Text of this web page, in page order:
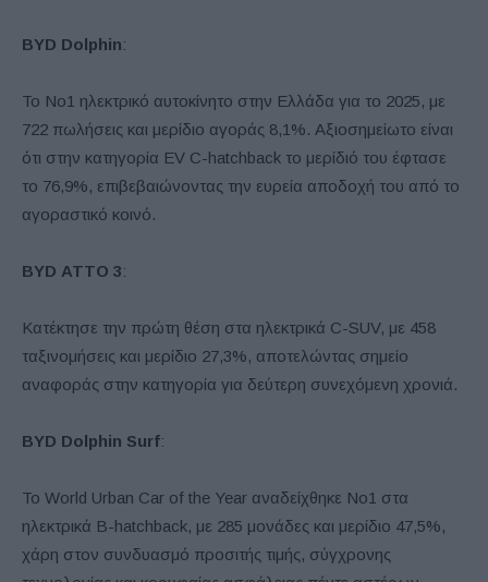
BYD Dolphin:
Το Νο1 ηλεκτρικό αυτοκίνητο στην Ελλάδα για το 2025, με
722 πωλήσεις και μερίδιο αγοράς 8,1%. Αξιοσημείωτο είναι
ότι στην κατηγορία EV C-hatchback το μερίδιό του έφτασε
το 76,9%, επιβεβαιώνοντας την ευρεία αποδοχή του από το
αγοραστικό κοινό.
BYD ATTO 3:
Κατέκτησε την πρώτη θέση στα ηλεκτρικά C-SUV, με 458
ταξινομήσεις και μερίδιο 27,3%, αποτελώντας σημείο
αναφοράς στην κατηγορία για δεύτερη συνεχόμενη χρονιά.
BYD Dolphin Surf:
Το World Urban Car of the Year αναδείχθηκε Νο1 στα
ηλεκτρικά B-hatchback, με 285 μονάδες και μερίδιο 47,5%,
χάρη στον συνδυασμό προσιτής τιμής, σύγχρονης